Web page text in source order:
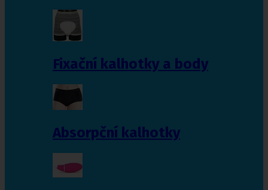
Fixační kalhotky a body
Absorpční kalhotky